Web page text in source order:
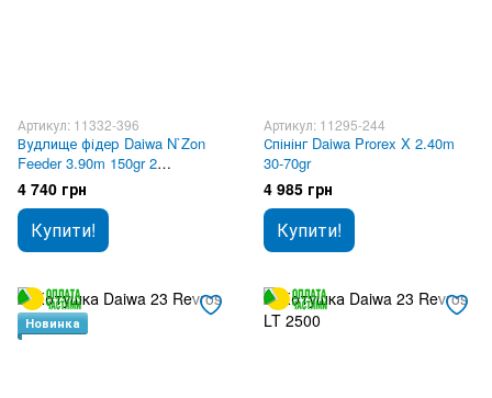
Артикул: 11332-396
Вудлище фідер Daiwa N`Zon
Feeder 3.90m 150gr 2
квивертипа
4 740 грн
Купити!
Артикул: 11295-244
Спінінг Daiwa Prorex X 2.40m
30-70gr
4 985 грн
Купити!
Новинка